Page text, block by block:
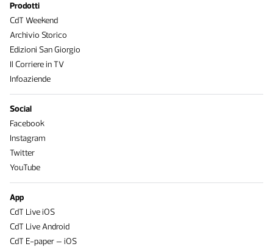
Prodotti
CdT Weekend
Archivio Storico
Edizioni San Giorgio
Il Corriere in TV
Infoaziende
Social
Facebook
Instagram
Twitter
YouTube
App
CdT Live iOS
CdT Live Android
CdT E-paper – iOS